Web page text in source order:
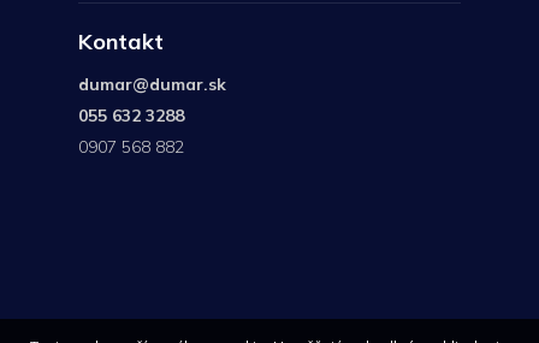
Kontakt
dumar@dumar.sk
055 632 3288
0907 568 882
568